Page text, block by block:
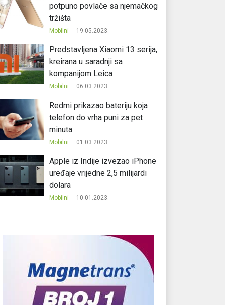
potpuno povlače sa njemačkog
tržišta
Mobilni 19.05.2023.
Predstavljena Xiaomi 13 serija,
kreirana u saradnji sa
kompanijom Leica
Mobilni 06.03.2023.
Redmi prikazao bateriju koja
telefon do vrha puni za pet
minuta
Mobilni 01.03.2023.
Apple iz Indije izvezao iPhone
uređaje vrijedne 2,5 milijardi
dolara
Mobilni 10.01.2023.